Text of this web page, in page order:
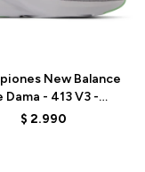
New Balance
Dama - 413 V3 -
- GREY/WHITE
$ 2.990